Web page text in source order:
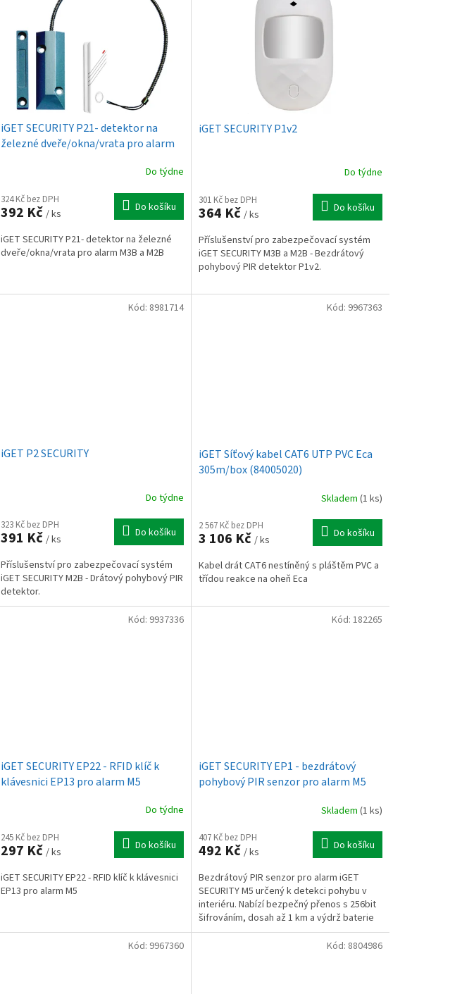
iGET SECURITY P21- detektor na
železné dveře/okna/vrata pro alarm
Do týdne
324 Kč bez DPH
392 Kč / ks Do košíku
iGET SECURITY P21- detektor na železné
dveře/okna/vrata pro alarm M3B a M2B
iGET SECURITY P1v2
Do týdne
301 Kč bez DPH
364 Kč / ks Do košíku
Příslušenství pro zabezpečovací systém
iGET SECURITY M3B a M2B - Bezdrátový
pohybový PIR detektor P1v2.
iGET P2 SECURITY
Do týdne
323 Kč bez DPH
391 Kč / ks Do košíku
Příslušenství pro zabezpečovací systém
iGET SECURITY M2B - Drátový pohybový PIR
detektor.
Kód: 8981714
iGET Síťový kabel CAT6 UTP PVC Eca
305m/box (84005020)
Skladem (1 ks)
2 567 Kč bez DPH
3 106 Kč / ks Do košíku
Kabel drát CAT6 nestíněný s pláštěm PVC a
třídou reakce na oheň Eca
Kód: 9967363
iGET SECURITY EP22 - RFID klíč k
klávesnici EP13 pro alarm M5
Do týdne
245 Kč bez DPH
297 Kč / ks Do košíku
iGET SECURITY EP22 - RFID klíč k klávesnici
EP13 pro alarm M5
Kód: 9937336
iGET SECURITY EP1 - bezdrátový
pohybový PIR senzor pro alarm M5
Skladem (1 ks)
407 Kč bez DPH
492 Kč / ks Do košíku
Bezdrátový PIR senzor pro alarm iGET
SECURITY M5 určený k detekci pohybu v
interiéru. Nabízí bezpečný přenos s 256bit
šifrováním, dosah až 1 km a výdrž baterie
až 5 let. Díky...
Kód: 182265
Kód: 9967360 Kód: 8804986